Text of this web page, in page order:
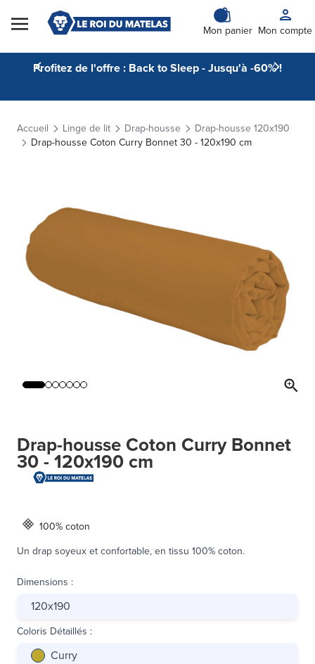
Skip to Content
Mon panier Mon compte
Profitez de l'offre : Back to Sleep - Jusqu'à -60% !
Accueil Linge de lit Drap-housse
Drap-housse 120x190
Drap-housse Coton Curry Bonnet 30 - 120x190 cm
Drap-housse Coton Curry Bonnet
30 - 120x190 cm
100% coton
Un drap soyeux et confortable, en tissu 100% coton.
Dimensions :
120x190
Coloris Détaillés :
Curry